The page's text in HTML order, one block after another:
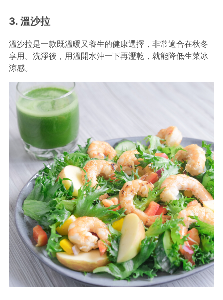
3. 溫沙拉
溫沙拉是一款既溫暖又養生的健康選擇，非常適合在秋冬
享用。洗淨後，用溫開水沖一下再瀝乾，就能降低生菜冰
涼感。